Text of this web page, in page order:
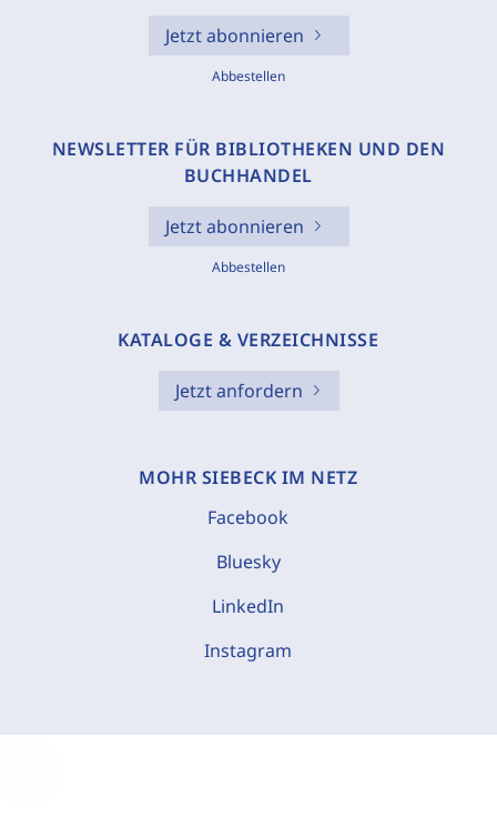
Jetzt abonnieren
Abbestellen
NEWSLETTER FÜR BIBLIOTHEKEN UND DEN
BUCHHANDEL
Jetzt abonnieren
Abbestellen
KATALOGE & VERZEICHNISSE
Jetzt anfordern
MOHR SIEBECK IM NETZ
Facebook
Bluesky
LinkedIn
Instagram